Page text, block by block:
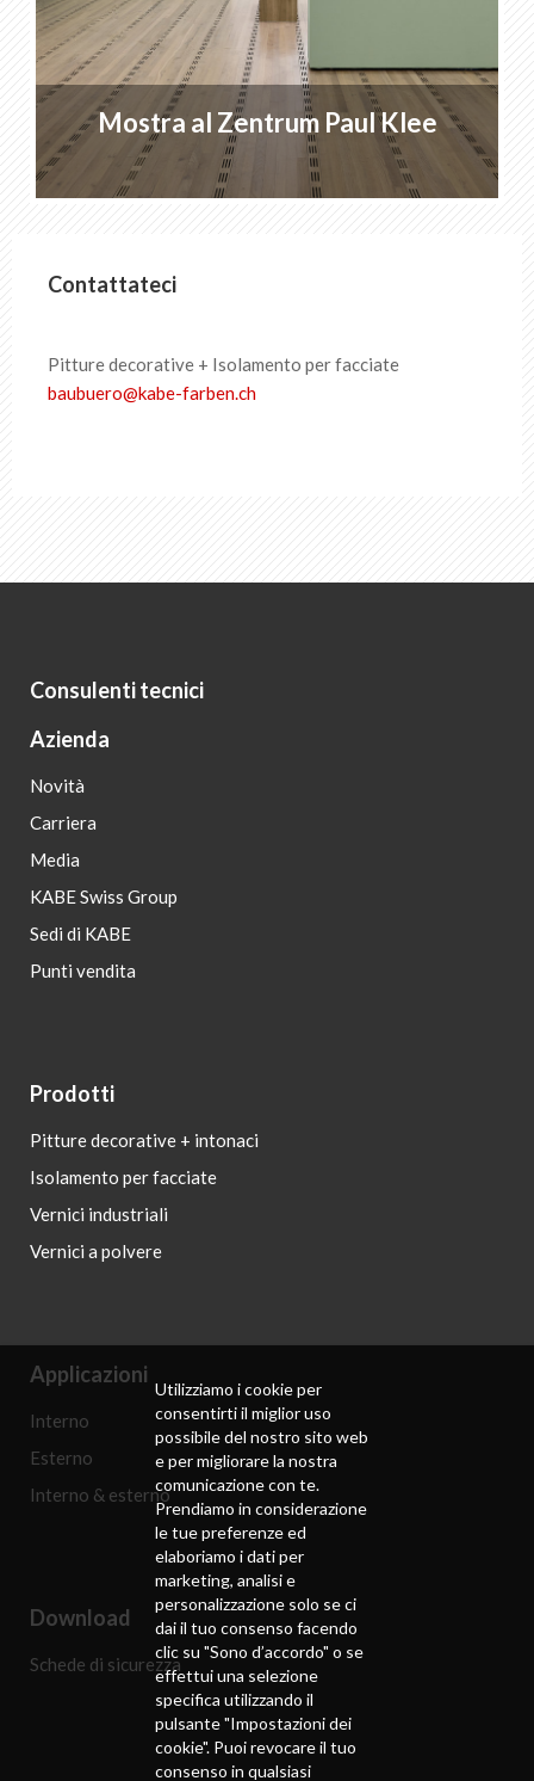
Mostra al Zentrum Paul Klee
Contattateci
Pitture decorative + Isolamento per facciate
baubuero@kabe-​farben.ch
Consulenti tecnici
Azienda
Novità
Carriera
Media
KABE Swiss Group
Sedi di KABE
Punti vendita
Prodotti
Pitture decorative + intonaci
Isolamento per facciate
Vernici industriali
Vernici a polvere
Applicazioni
Interno
Esterno
Interno & esterno
Download
Schede di sicurezza
Utilizziamo i cookie per
consentirti il ​​miglior uso
possibile del nostro sito web
e per migliorare la nostra
comunicazione con te.
Prendiamo in considerazione
le tue preferenze ed
elaboriamo i dati per
marketing, analisi e
personalizzazione solo se ci
dai il tuo consenso facendo
clic su "Sono d’accordo" o se
effettui una selezione
specifica utilizzando il
pulsante "Impostazioni dei
cookie". Puoi revocare il tuo
consenso in qualsiasi